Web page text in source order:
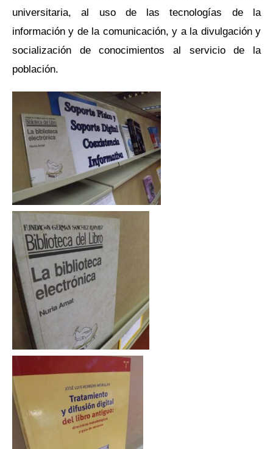
universitaria, al uso de las tecnologías de la
información y de la comunicación, y a la divulgación y
socialización de conocimientos al servicio de la
población.